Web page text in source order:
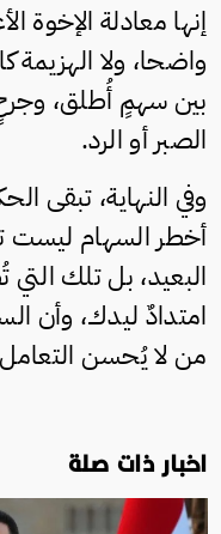
إنها معادلة الإخوة
واضحا، ولا الهزيمة
بين سهمٍ أُطلق،
الصبر أو الرد.
وفي النهاية، تبقى
أخطر السهام ليست
البعيد، بل تلك
امتدادٌ ليدك، وأن
من لا يُحسن
اخبار ذات صلة